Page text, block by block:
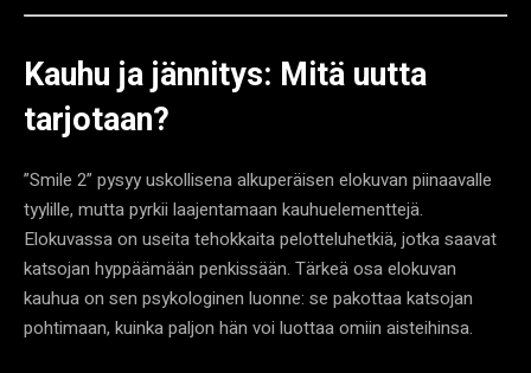
Kauhu ja jännitys: Mitä uutta
tarjotaan?
”Smile 2” pysyy uskollisena alkuperäisen elokuvan piinaavalle
tyylille, mutta pyrkii laajentamaan kauhuelementtejä.
Elokuvassa on useita tehokkaita pelotteluhetkiä, jotka saavat
katsojan hyppäämään penkissään. Tärkeä osa elokuvan
kauhua on sen psykologinen luonne: se pakottaa katsojan
pohtimaan, kuinka paljon hän voi luottaa omiin aisteihinsa.